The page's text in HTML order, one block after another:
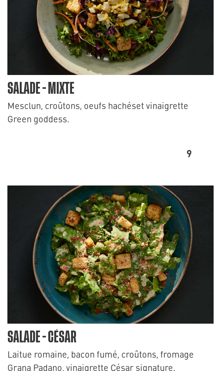
SALADE - MIXTE
Mesclun, croûtons, oeufs hachéset vinaigrette
Green goddess.
9
SALADE - CÉSAR
Laitue romaine, bacon fumé, croûtons, fromage
Grana Padano, vinaigrette César signature.